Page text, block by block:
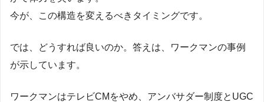
今が、この構造を変えるべきタイミングです。
では、どうすれば良いのか。答えは、ワークマンの事例
が示しています。
ワークマンはテレビCMをやめ、アンバサダー制度とUGC